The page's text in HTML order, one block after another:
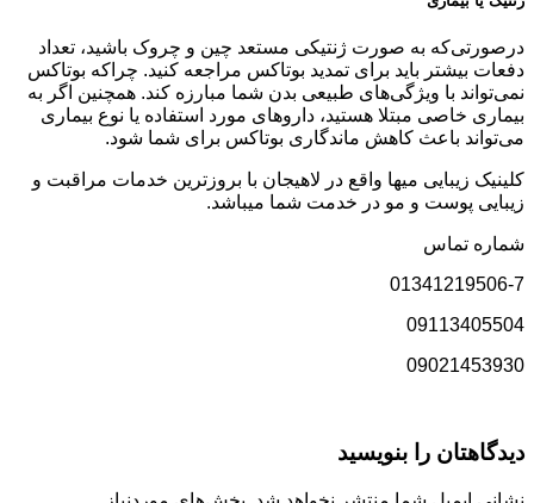
درصورتی‌که به صورت ژنتیکی مستعد چین و چروک باشید، تعداد
دفعات بیشتر باید برای تمدید بوتاکس مراجعه کنید. چراکه بوتاکس
نمی‌تواند با ویژگی‌های طبیعی بدن شما مبارزه کند. همچنین اگر به
بیماری خاصی مبتلا هستید، داروهای مورد استفاده یا نوع بیماری
می‌تواند باعث کاهش ماندگاری بوتاکس برای شما شود.
کلینیک زیبایی میها واقع در لاهیجان با بروزترین خدمات مراقبت و
زیبایی پوست و مو در خدمت شما میباشد.
شماره تماس
01341219506-7
09113405504
09021453930
دیدگاهتان را بنویسید